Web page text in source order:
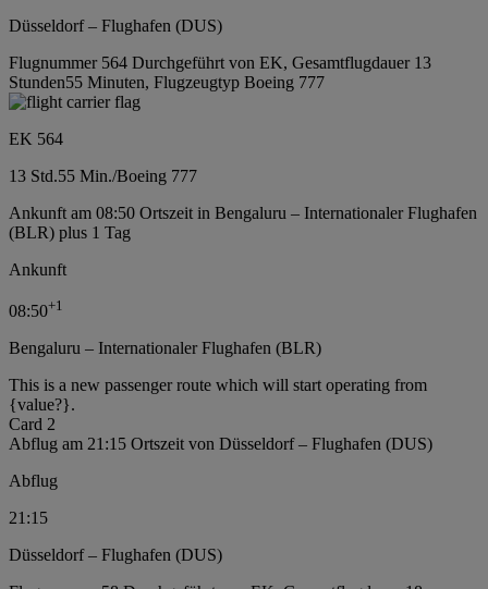
Düsseldorf – Flughafen (DUS)
Flugnummer 564 Durchgeführt von EK, Gesamtflugdauer 13
Stunden55 Minuten, Flugzeugtyp Boeing 777
EK 564
13 Std.55 Min./Boeing 777
Ankunft am 08:50 Ortszeit in Bengaluru – Internationaler Flughafen
(BLR) plus 1 Tag
Ankunft
08:50+1
Bengaluru – Internationaler Flughafen (BLR)
This is a new passenger route which will start operating from
{value?}.
Card 2
Abflug am 21:15 Ortszeit von Düsseldorf – Flughafen (DUS)
Abflug
21:15
Düsseldorf – Flughafen (DUS)